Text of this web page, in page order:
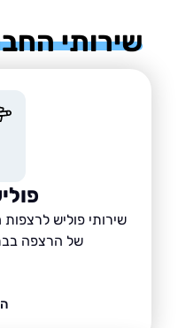
החברה
פוליש
שירותי פוליש לרצפות
של הרצפה בבתים,